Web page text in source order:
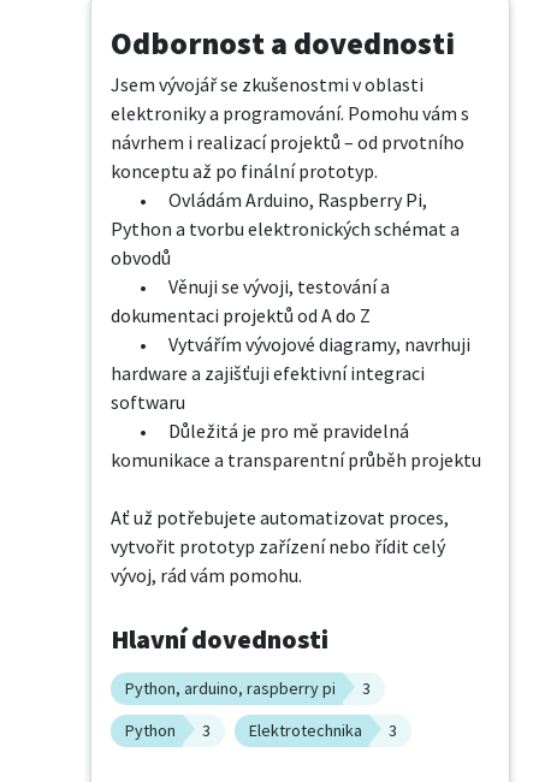
Odbornost a dovednosti
Jsem vývojář se zkušenostmi v oblasti
elektroniky a programování. Pomohu vám s
návrhem i realizací projektů – od prvotního
konceptu až po finální prototyp.
Python a tvorbu elektronických schémat a
obvodů
dokumentaci projektů od A do Z
hardware a zajišťuji efektivní integraci
softwaru
komunikace a transparentní průběh projektu
Ať už potřebujete automatizovat proces,
vytvořit prototyp zařízení nebo řídit celý
vývoj, rád vám pomohu.
Hlavní dovednosti
Python, arduino, raspberry pi
3
Python
3 Elektrotechnika 3